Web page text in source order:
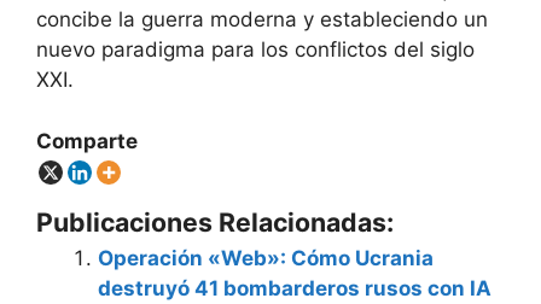
concibe la guerra moderna y estableciendo un
nuevo paradigma para los conflictos del siglo
XXI.
Comparte
Publicaciones Relacionadas:
Operación «Web»: Cómo Ucrania
destruyó 41 bombarderos rusos con IA